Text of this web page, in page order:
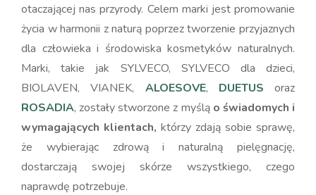
otaczającej nas przyrody. Celem marki jest promowanie
życia w harmonii z naturą poprzez tworzenie przyjaznych
dla człowieka i środowiska kosmetyków naturalnych.
Marki, takie jak SYLVECO, SYLVECO dla dzieci,
BIOLAVEN, VIANEK, ALOESOVE, DUETUS oraz
ROSADIA, zostały stworzone z myślą o świadomych i
wymagających klientach, którzy zdają sobie sprawę,
że wybierając zdrową i naturalną pielęgnację,
dostarczają swojej skórze wszystkiego, czego
naprawdę potrzebuje.